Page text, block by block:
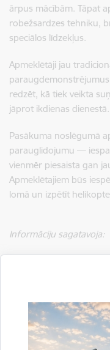
ārpus mācībām. Tāpat
robežsardzes tehniku,
speciālos līdzekļus.
Apmeklētāji jau
redzēt, kā tiek veikta
jāprot ikdienas dienestā.
Pasākuma noslēgumā
parauglidojumu —
vienmēr piesaista gan
Apmeklētajiem būs
lomā un izpētīt
Informāciju sagatavoja:
Laura Puriņa
sabiedrisko attiecību
+371 64603673